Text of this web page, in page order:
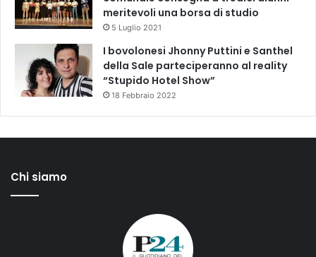
meritevoli una borsa di studio
5 Luglio 2021
I bovolonesi Jhonny Puttini e Santhel
della Sale parteciperanno al reality
“Stupido Hotel Show”
18 Febbraio 2022
Chi siamo